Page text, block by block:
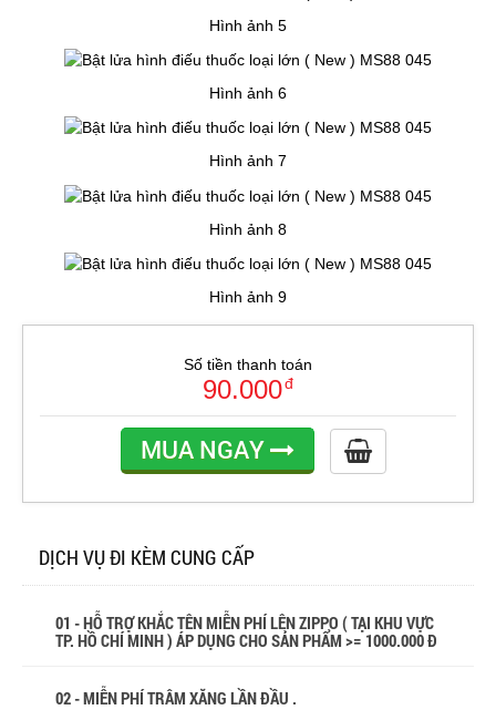
Hình ảnh 5
Hình ảnh 6
Hình ảnh 7
Hình ảnh 8
Hình ảnh 9
Số tiền thanh toán
90.000đ
MUA NGAY
DỊCH VỤ ĐI KÈM CUNG CẤP
01 - HỖ TRỢ KHẮC TÊN MIỄN PHÍ LÊN ZIPPO ( TẠI KHU VỰC
TP. HỒ CHÍ MINH ) ÁP DỤNG CHO SẢN PHẨM >= 1000.000 Đ
02 - MIỄN PHÍ TRÂM XĂNG LẦN ĐẦU .